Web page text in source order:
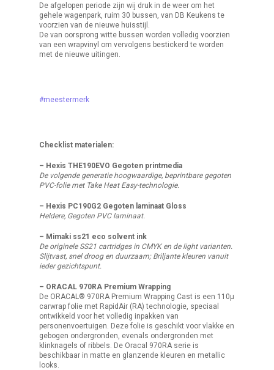
De afgelopen periode zijn wij druk in de weer om het
gehele wagenpark, ruim 30 bussen, van DB Keukens te
voorzien van de nieuwe huisstijl.
De van oorsprong witte bussen worden volledig voorzien
van een wrapvinyl om vervolgens bestickerd te worden
met de nieuwe uitingen.
#meestermerk
Checklist materialen:
– Hexis THE190EVO Gegoten printmedia
De volgende generatie hoogwaardige, beprintbare gegoten
PVC-folie met Take Heat Easy-technologie.
– Hexis PC190G2 Gegoten laminaat Gloss
Heldere, Gegoten PVC laminaat.
– Mimaki ss21 eco solvent ink
De originele SS21 cartridges in CMYK en de light varianten.
Slijtvast, snel droog en duurzaam; Briljante kleuren vanuit
ieder gezichtspunt.
– ORACAL 970RA Premium Wrapping
De ORACAL® 970RA Premium Wrapping Cast is een 110μ
carwrap folie met RapidAir (RA) technologie, speciaal
ontwikkeld voor het volledig inpakken van
personenvoertuigen. Deze folie is geschikt voor vlakke en
gebogen ondergronden, evenals ondergronden met
klinknagels of ribbels. De Oracal 970RA serie is
beschikbaar in matte en glanzende kleuren en metallic
looks.